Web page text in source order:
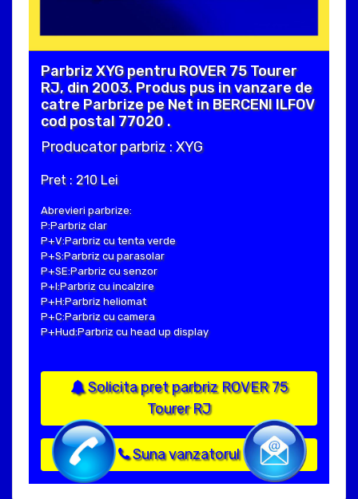
Parbriz XYG pentru ROVER 75 Tourer
RJ, din 2003. Produs pus in vanzare de
catre Parbrize pe Net in BERCENI ILFOV
cod postal 77020 .
Producator parbriz : XYG
Pret : 210 Lei
Abrevieri parbrize:
P:Parbriz clar
P+V:Parbriz cu tenta verde
P+S:Parbriz cu parasolar
P+SE:Parbriz cu senzor
P+I:Parbriz cu incalzire
P+H:Parbriz heliomat
P+C:Parbriz cu camera
P+Hud:Parbriz cu head up display
Solicita pret parbriz ROVER 75
Tourer RJ
Suna vanzatorul